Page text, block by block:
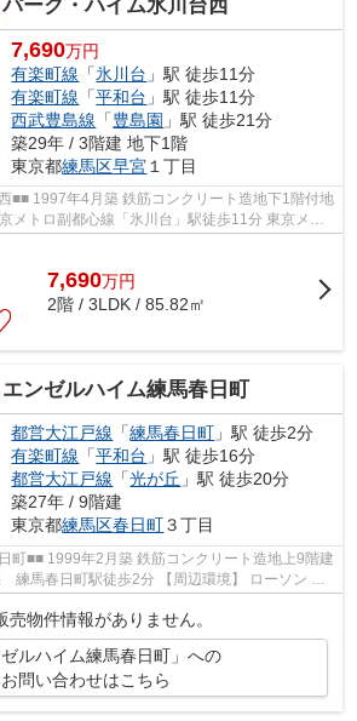
パーク・ハイム氷川台西
7,690万円
有楽町線 「氷川台 」駅 徒歩11分
有楽町線 「平和台 」駅 徒歩11分
西武豊島線 「豊島園 」駅 徒歩21分
築29年 / 3階建 地下1階
東京都練馬区早宮 １丁目
下1階付地
7,690万円
2階 / 3LDK / 85.82㎡
エンゼルハイム練馬春日町
都営大江戸線 「練馬春日町 」駅 徒歩2分
有楽町線 「平和台 」駅 徒歩16分
都営大江戸線 「光が丘 」駅 徒歩20分
築27年 / 9階建
東京都練馬区春日町３丁目
ト造地上9階建
売物件情報がありません。
ゼルハイム練馬春日町」への
お問い合わせはこちら